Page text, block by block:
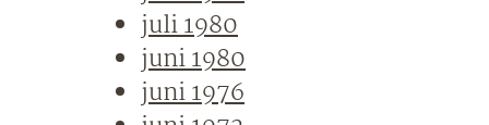
juli 1980
juni 1980
juni 1976